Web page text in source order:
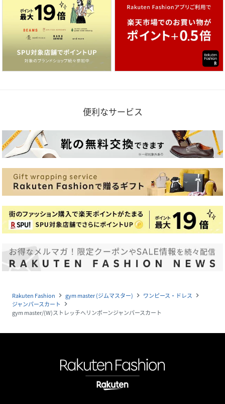
便利なサービス
Rakuten Fashion navigate_next gym master (ジムマスター) navigate_next ワンピース・ドレス navigate_next
ジャンパースカート navigate_next
gym master/(W)ストレッチヘリンボーンジャンパースカート